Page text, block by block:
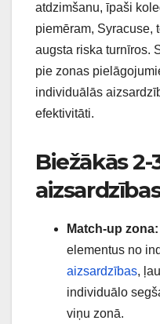
atdzimšanu, īpaši
piemēram, Syracuse,
augsta riska turnīros.
pie zonas
individuālās
efektivitāti.
Biežākās 2-
Match-up zona:
elementus no
aizsardzības,
individuālo
viņu zonā.